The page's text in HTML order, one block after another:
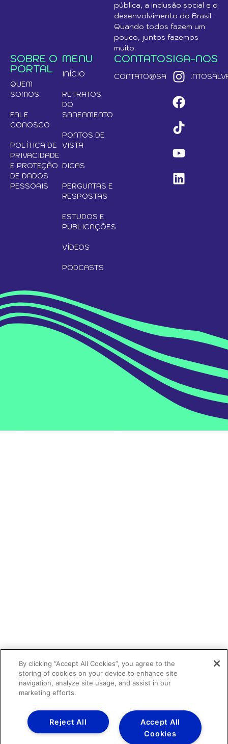
pública, a inclusão social e o
desenvolvimento do Brasil.
Quando todos fazem um
pouco, juntos fazemos
muito.
SOBRE O
PORTAL
QUEM
SOMOS
FALE
CONOSCO
POLÍTICA DE
PRIVACIDADE
E PROTEÇÃO
DE DADOS
PESSOAIS
MENU
INÍCIO
RETRATOS
DO
SANEAMENTO
PONTOS DE
VISTA
DICAS
PERGUNTAS E
RESPOSTAS
ESTUDOS E
PUBLICAÇÕES
VÍDEOS
PODCASTS
CONTATOSIGA-NOS
By clicking “Accept All Cookies”, you agree to the
storing of cookies on your device to enhance site
navigation, analyze site usage, and assist in our
marketing efforts.
Accept All
Cookies
Reject All